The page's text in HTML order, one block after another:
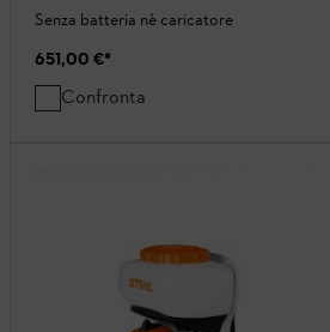
Senza batteria nè caricatore
651,00 €*
Confronta